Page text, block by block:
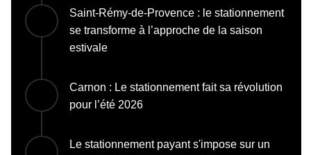
Saint-Rémy-de-Provence : le stationnement
se transforme à l’approche de la saison
estivale
Carnon : Le stationnement fait sa révolution
pour l’été 2026
Le stationnement payant s'impose sur un